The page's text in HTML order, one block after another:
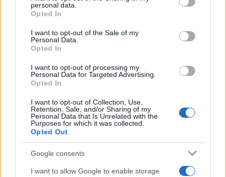
grant or deny consent to Google and its third-party tags to
use your data for below specified purposes in below Google
consent section.
personal data.
Opted In
I want to opt-out of the Sale of my
Personal Data.
Opted In
I want to opt-out of processing my
Personal Data for Targeted Advertising.
Opted In
I want to opt-out of Collection, Use,
Retention, Sale, and/or Sharing of my
Personal Data that Is Unrelated with the
Purposes for which it was collected.
Opted Out
Google consents
I want to allow Google to enable storage
Βιντεοσκοπημένο υλικό με τον
στο μέλλον
Rheinmetall: Μείωση €300 εκατ. στην
πρόβλεψη πωλήσεων μετά την
ακύρωση των φρεγατών F126